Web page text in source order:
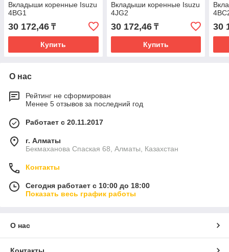
Вкладыши коренные Isuzu
4BG1
30 172,46 ₸
Купить
Вкладыши коренные Isuzu
4JG2
30 172,46₸
Купить
30
О нас
Рейтинг не сформирован
Менее 5 отзывов за последний год
Работает с 20.11.2017
г. Алматы
Бекмаханова Спаская 68, Алматы, Казахстан
Контакты
Сегодня работает с 10:00 до 18:00
Показать весь график работы
О нас